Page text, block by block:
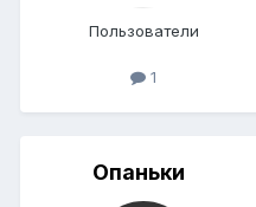
Пользователи
1
Опаньки